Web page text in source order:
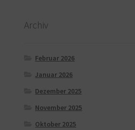
Archiv
Februar 2026
Januar 2026
Dezember 2025
November 2025
Oktober 2025